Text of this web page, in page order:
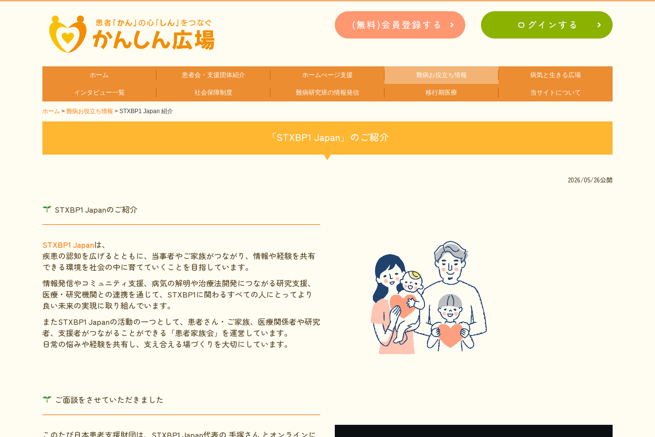
ホーム 患者会・支援団体紹介
疾患別検索
疾患分類検索
ホームぺージ支援
仮お申込み
支援中ホームページ一例
難病お役立ち情報
患者会紹介
WEBメディアに関するコラム
文献に関するコラム
子どもに関するコラム
生活に関するコラム
就労に関するコラム
お金に関するコラム
難病の日
病気と生きる広場
インタビュー一覧
医療従事者へのインタビュー
患者さんとご家族へのインタビュー
社会保障制度 難病研究班の情報発信 移行期医療 当サイトについて
ホーム 難病お役立ち情報 STXBP1 Japan 紹介
「STXBP1 Japan」のご紹介
2026/05/26公開
STXBP1 Japanのご紹介
STXBP1 Japanは、
疾患の認知を広げるとともに、当事者やご家族がつながり、情報や経験を共有
できる環境を社会の中に育てていくことを目指しています。
情報発信やコミュニティ支援、病気の解明や治療法開発につながる研究支援、
医療・研究機関との連携を通じて、STXBP1に関わるすべての人にとってより
良い未来の実現に取り組んでいます。
またSTXBP1 Japanの活動の一つとして、患者さん・ご家族、医療関係者や研究
者、支援者がつながることができる「患者家族会」を運営しています。
日常の悩みや経験を共有し、支え合える場づくりを大切にしています。
ご面談をさせていただきました
このたび日本患者支援財団は、STXBP1 Japan代表の 手塚さん とオンラインに